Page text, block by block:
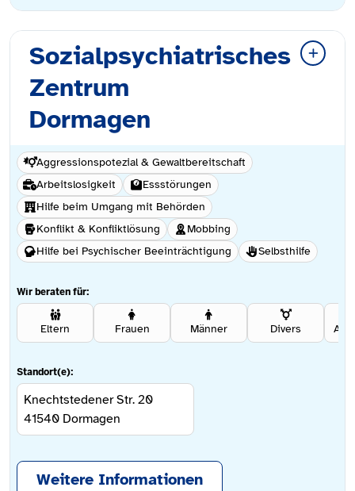
Sozialpsychiatrisches
Zentrum
Dormagen
Aggressionspotezial & Gewaltbereitschaft
Arbeitslosigkeit
Essstörungen
Hilfe beim Umgang mit Behörden
Konflikt & Konfliktlösung
Mobbing
Hilfe bei Psychischer Beeinträchtigung
Selbsthilfe
Wir beraten für:
Eltern Frauen Männer Divers
Standort(e):
Knechtstedener Str. 20
41540 Dormagen
Weitere Informationen